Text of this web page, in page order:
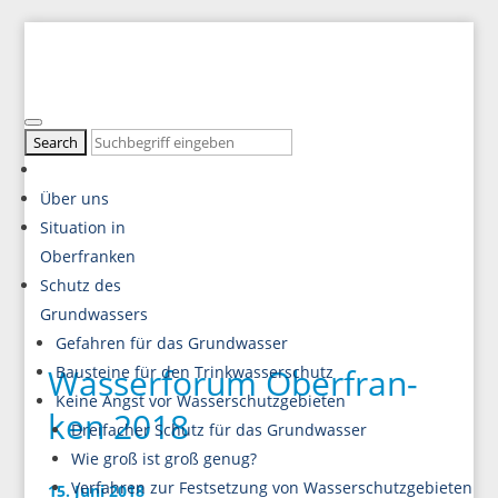
Über uns
Situation in
Oberfranken
Schutz des
Grundwassers
Gefah­ren für das Grundwasser
Bau­stei­ne für den Trinkwasserschutz
Kei­ne Angst vor Wasserschutzgebieten
Drei­fa­cher Schutz für das Grundwasser
Wie groß ist groß genug?
Ver­fah­ren zur Fest­set­zung von Wasserschutzgebieten
Was­ser­fo­rum Ober­fran­
ken 2018
15. Juni 2018